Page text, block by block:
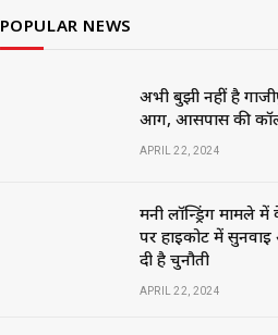
POPULAR NEWS
अभी बुझी नहीं है
आग, आसपास की
APRIL 22, 2024
मनी लॉन्ड्रिंग मामले
पर हाईकोर्ट में
दी है चुनौती
APRIL 22, 2024